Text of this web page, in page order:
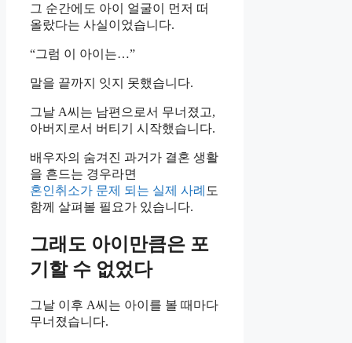
그 순간에도 아이 얼굴이 먼저 떠
올랐다는 사실이었습니다.
“그럼 이 아이는…”
말을 끝까지 잇지 못했습니다.
그날 A씨는 남편으로서 무너졌고,
아버지로서 버티기 시작했습니다.
배우자의 숨겨진 과거가 결혼 생활
을 흔드는 경우라면
혼인취소가 문제 되는 실제 사례 도
함께 살펴볼 필요가 있습니다.
그래도 아이만큼은 포
기할 수 없었다
그날 이후 A씨는 아이를 볼 때마다
무너졌습니다.